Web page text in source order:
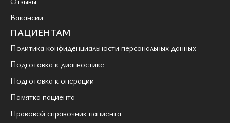
Вакансии
ПАЦИЕНТАМ
Политика конфиденциальности персональных данных
Подготовка к диагностике
Подготовка к операции
Памятка пациента
Правовой справочник пациента